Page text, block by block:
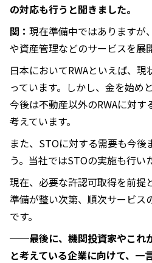
の対応も行うと聞きました。
関： 現在準備中ではありますが
や資産管理などのサービスを展
日本においてRWAといえば、
っています。しかし、金を始め
今後は不動産以外のRWAに対す
考えています。
また、STOに対する需要も今後
う。当社ではSTOの実施も行い
現在、必要な許認可取得を前提
準備が整い次第、順次サービス
です。
──最後に、機関投資家やこれ
と考えている企業に向けて、一